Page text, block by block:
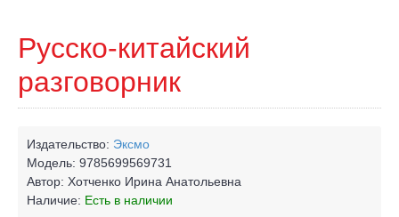
Русско-китайский
разговорник
Издательство: Эксмо
Модель: 9785699569731
Автор: Хотченко Ирина Анатольевна
Наличие: Есть в наличии